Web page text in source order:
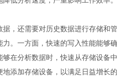
，还需要对历史数据进行存储和
。一方面，快速的写入性能能够
在分析数据时，快速从存储设备
添加存储设备，以满足日益增长